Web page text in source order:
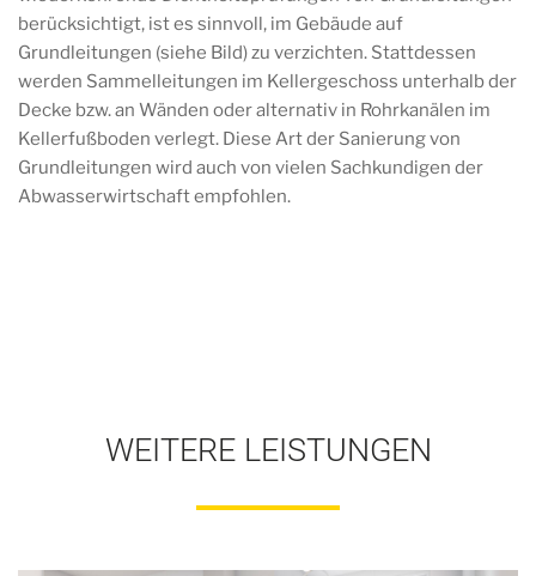
berücksichtigt, ist es sinnvoll, im Gebäude auf
Grundleitungen (siehe Bild) zu verzichten. Stattdessen
werden Sammelleitungen im Kellergeschoss unterhalb der
Decke bzw. an Wänden oder alternativ in Rohrkanälen im
Kellerfußboden verlegt. Diese Art der Sanierung von
Grundleitungen wird auch von vielen Sachkundigen der
Abwasserwirtschaft empfohlen.
WEITERE LEISTUNGEN